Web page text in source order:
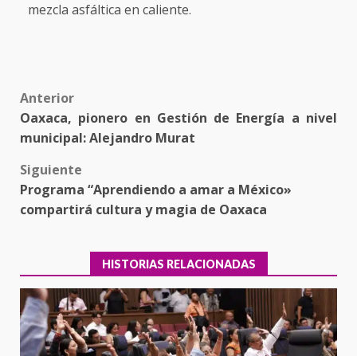
mezcla asfáltica en caliente.
Post
navigation
Anterior
Oaxaca, pionero en Gestión de Energía a nivel
municipal: Alejandro Murat
Siguiente
Programa “Aprendiendo a amar a México»
compartirá cultura y magia de Oaxaca
HISTORIAS RELACIONADAS